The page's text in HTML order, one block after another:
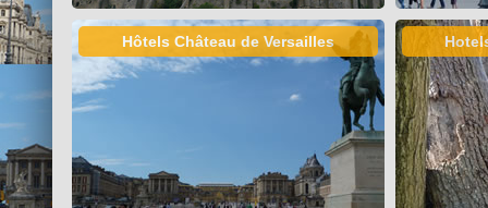
Hôtels Château de Versailles